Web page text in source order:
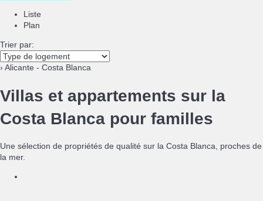
Liste
Plan
Trier par:
› Alicante - Costa Blanca
Villas et appartements sur la
Costa Blanca pour familles
Une sélection de propriétés de qualité sur la Costa Blanca, proches de
la mer.